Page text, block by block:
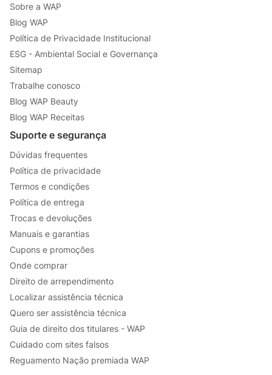
Sobre a WAP
Blog WAP
Política de Privacidade Institucional
ESG - Ambiental Social e Governança
Sitemap
Trabalhe conosco
Blog WAP Beauty
Blog WAP Receitas
Suporte e segurança
Dúvidas frequentes
Política de privacidade
Termos e condições
Política de entrega
Trocas e devoluções
Manuais e garantias
Cupons e promoções
Onde comprar
Direito de arrependimento
Localizar assistência técnica
Quero ser assistência técnica
Guia de direito dos titulares - WAP
Cuidado com sites falsos
Reguamento Nação premiada WAP